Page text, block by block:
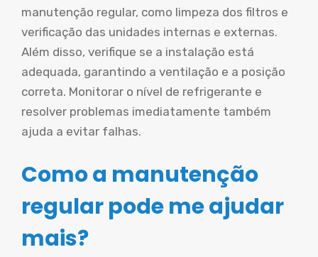
manutenção regular, como limpeza dos filtros e
verificação das unidades internas e externas.
Além disso, verifique se a instalação está
adequada, garantindo a ventilação e a posição
correta. Monitorar o nível de refrigerante e
resolver problemas imediatamente também
ajuda a evitar falhas.
Como a manutenção
regular pode me ajudar
mais?